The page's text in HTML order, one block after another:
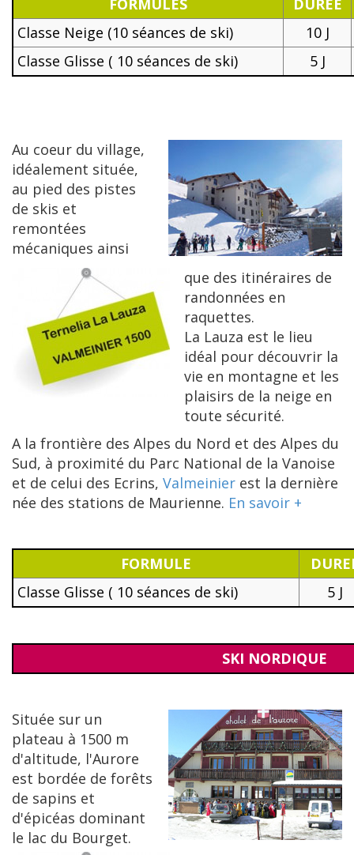
FORMULES
DUREE
Classe Neige (10 séances de ski)
10 J
Classe Glisse ( 10 séances de ski)
5 J
Au coeur du village,
idéalement située,
au pied des pistes
de skis et
remontées
mécaniques ainsi
que des itinéraires de
randonnées en
raquettes.
La Lauza est le lieu
idéal pour découvrir la
vie en montagne et les
plaisirs de la neige en
toute sécurité.
A la frontière des Alpes du Nord et des Alpes du
Sud, à proximité du Parc National de la Vanoise
et de celui des Ecrins, Valmeinier est la dernière
née des stations de Maurienne. En savoir +
FORMULE
Classe Glisse ( 10 séances de ski)
5 J
SKI NORDIQUE
Située sur un
plateau à 1500 m
d'altitude, l'Aurore
est bordée de forêts
de sapins et
d'épicéas dominant
le lac du Bourget.